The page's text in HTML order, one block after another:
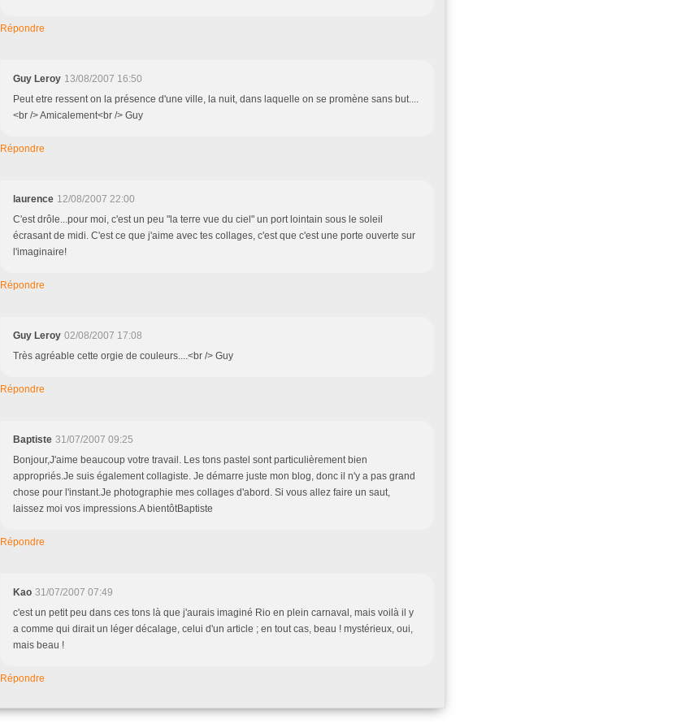
Répondre
Guy Leroy 13/08/2007 16:50
Peut etre ressent on la présence d'une ville, la nuit, dans laquelle on se promène sans but....
<br /> Amicalement<br /> Guy
Répondre
laurence 12/08/2007 22:00
C'est drôle...pour moi, c'est un peu "la terre vue du ciel" un port lointain sous le soleil
écrasant de midi. C'est ce que j'aime avec tes collages, c'est que c'est une porte ouverte sur
l'imaginaire!
Répondre
Guy Leroy 02/08/2007 17:08
Très agréable cette orgie de couleurs....<br /> Guy
Répondre
Baptiste 31/07/2007 09:25
Bonjour,J'aime beaucoup votre travail. Les tons pastel sont particulièrement bien
appropriés.Je suis également collagiste. Je démarre juste mon blog, donc il n'y a pas grand
chose pour l'instant.Je photographie mes collages d'abord. Si vous allez faire un saut,
laissez moi vos impressions.A bientôtBaptiste
Répondre
Kao 31/07/2007 07:49
c'est un petit peu dans ces tons là que j'aurais imaginé Rio en plein carnaval, mais voilà il y
a comme qui dirait un léger décalage, celui d'un article ; en tout cas, beau ! mystérieux, oui,
mais beau !
Répondre